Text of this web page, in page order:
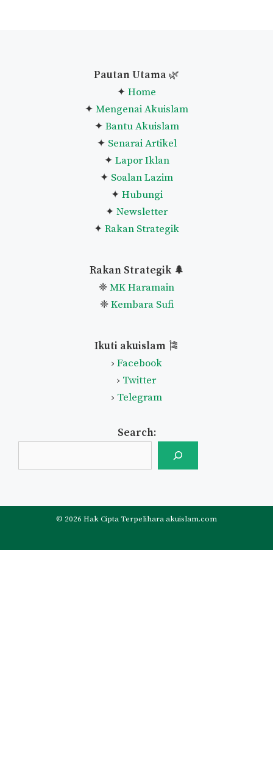
Pautan Utama 🌿
✦ Home
✦ Mengenai Akuislam
✦ Bantu Akuislam
✦ Senarai Artikel
✦ Lapor Iklan
✦ Soalan Lazim
✦ Hubungi
✦ Newsletter
✦ Rakan Strategik
Rakan Strategik 🌲
❈MK Haramain
❈Kembara Sufi
Ikuti akuislam 🎏
› Facebook
› Twitter
› Telegram
Search:
© 2026 Hak Cipta Terpelihara akuislam.com